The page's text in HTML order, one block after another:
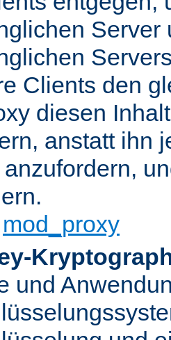
Server
Clients den
diesen
anstatt ihn
mod_proxy
und